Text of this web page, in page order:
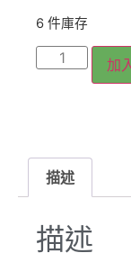
6 件庫存
加
描述
描述